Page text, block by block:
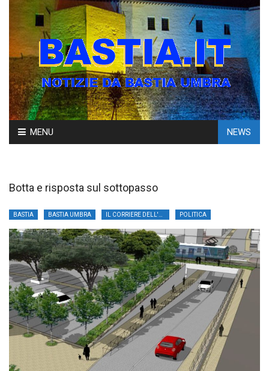
Skip
to
MENU NEWS
Botta e risposta sul sottopasso
BASTIA BASTIA UMBRA POLITICA